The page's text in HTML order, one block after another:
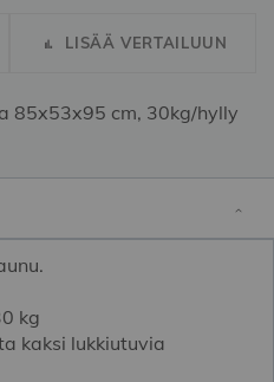
LISÄÄ VERTAILUUN
85x53x95 cm, 30kg/hylly
kg
kaksi lukkiutuvia